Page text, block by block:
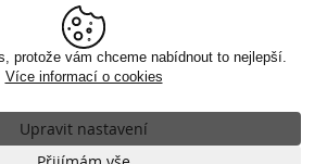
protože vám chceme nabídnout to nejlepší.
Více informací o cookies
Upravit nastavení